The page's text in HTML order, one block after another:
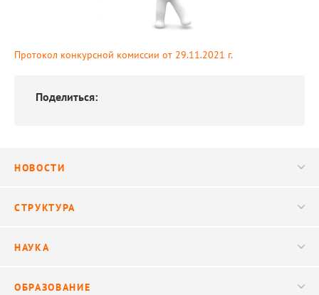
Протокол конкурсной комиссии от 29.11.2021 г.
Поделиться:
НОВОСТИ
Видео
СТРУКТУРА
Научные подразделения
НАУКА
ОБРАЗОВАНИЕ